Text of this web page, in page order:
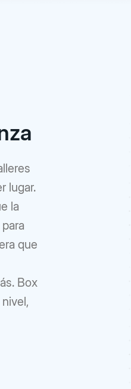
lugar.
la
que
Box